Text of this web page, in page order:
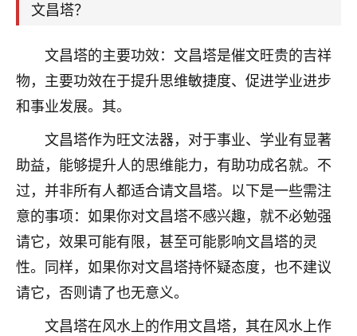
文昌塔？
文昌塔的主要功效：文昌塔是催文旺贵的吉祥
物，主要功效在于提升思维敏捷度、促进学业进步
和事业发展。其。
文昌塔作为旺文法器，对于事业、学业有显著
助益，能够提升人的思维能力，有助功成名就。不
过，并非所有人都适合请文昌塔。以下是一些需注
意的事项：如果你对文昌塔不感兴趣，就不必勉强
请它，效果可能有限，甚至可能影响文昌塔的灵
性。同样，如果你对文昌塔持怀疑态度，也不建议
请它，否则请了也无意义。
文昌塔在风水上的作用文昌塔，其在风水上作
师，一开始我是病急乱投医，这半年来，法事一个个
大学，只要能安安稳稳的把书读了，身体心理都健健
康康的我就很知足了！
鹿森：可怜天下父母心啊！
3小时前 来自河北 16
付深
我是公司人事调整，有升迁机会，但同时竞争的我们
三个，找老师的时候是抱着侥幸心理，没想到老师看
着我晋升有望，我半信半疑的按照老师建议，做了化
太岁还有一个发钱粮，本来年前的人事调整，拖到年
后，我以为都没戏了，结果开年一上班，开会提拔升
职第一个就是我，职务无所谓，主要是底薪加了
3000，非常开心，无论如何，感恩感谢！🙏🏻